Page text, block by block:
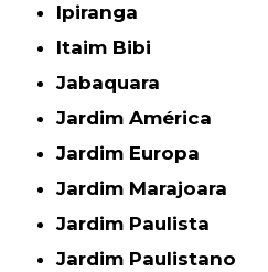
Ipiranga
Itaim Bibi
Jabaquara
Jardim América
Jardim Europa
Jardim Marajoara
Jardim Paulista
Jardim Paulistano